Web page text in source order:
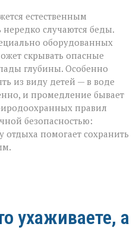
естественным
случаются беды.
оборудованных
скрывать опасные
глубины. Особенно
из виду детей — в воде
и промедление бывает
правил
безопасностью:
помогает сохранить
ухаживаете, а